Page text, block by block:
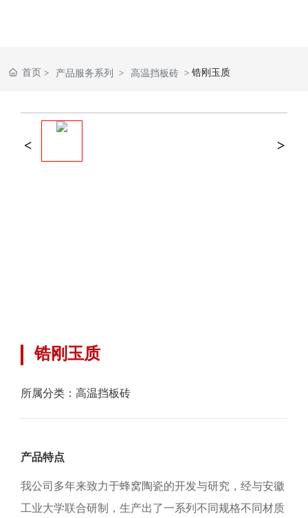
首页 产品服务系列 高温挡板砖 锆刚玉质
锆刚玉质
所属分类： 高温挡板砖
产品特点
我公司多年来致力于蜂窝陶瓷的开发与研究，经与安徽
工业大学联合研制，生产出了一系列不同规格不同材质